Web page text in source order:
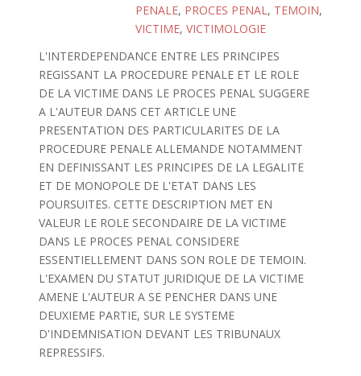
PENALE, PROCES PENAL, TEMOIN,
VICTIME, VICTIMOLOGIE
L'INTERDEPENDANCE ENTRE LES PRINCIPES
REGISSANT LA PROCEDURE PENALE ET LE ROLE
DE LA VICTIME DANS LE PROCES PENAL SUGGERE
A L'AUTEUR DANS CET ARTICLE UNE
PRESENTATION DES PARTICULARITES DE LA
PROCEDURE PENALE ALLEMANDE NOTAMMENT
EN DEFINISSANT LES PRINCIPES DE LA LEGALITE
ET DE MONOPOLE DE L'ETAT DANS LES
POURSUITES. CETTE DESCRIPTION MET EN
VALEUR LE ROLE SECONDAIRE DE LA VICTIME
DANS LE PROCES PENAL CONSIDERE
ESSENTIELLEMENT DANS SON ROLE DE TEMOIN.
L'EXAMEN DU STATUT JURIDIQUE DE LA VICTIME
AMENE L'AUTEUR A SE PENCHER DANS UNE
DEUXIEME PARTIE, SUR LE SYSTEME
D'INDEMNISATION DEVANT LES TRIBUNAUX
REPRESSIFS.